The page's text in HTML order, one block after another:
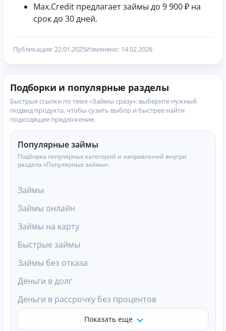
Max.Credit предлагает займы до 9 900 ₽ на
срок до 30 дней.
Публикация: 22.01.2025Изменено: 14.02.2026
Подборки и популярные разделы
Быстрые ссылки по теме «Займы сразу»: выберите нужный
подвид продукта, чтобы сузить выбор и быстрее найти
подходящее предложение.
Популярные займы
Подборка популярных категорий и направлений внутри
раздела «Популярные займы».
Займы
Займы онлайн
Займы на карту
Быстрые займы
Займы без отказа
Деньги в долг
Деньги в рассрочку без процентов
Показать еще